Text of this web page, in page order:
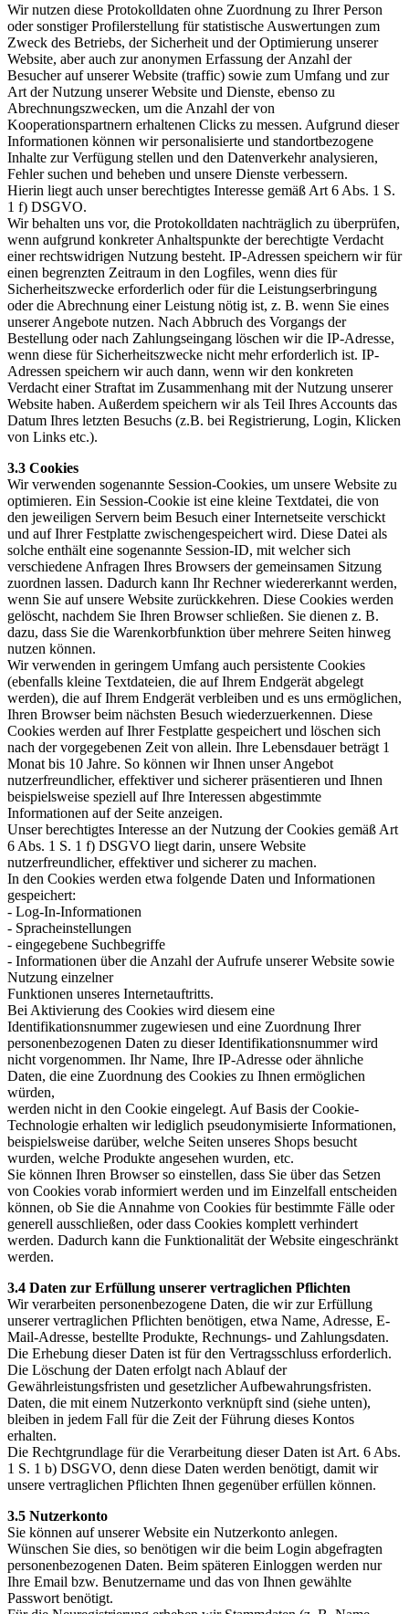
Wir nutzen diese Protokolldaten ohne Zuordnung zu Ihrer Person
oder sonstiger Profilerstellung für statistische Auswertungen zum
Zweck des Betriebs, der Sicherheit und der Optimierung unserer
Website, aber auch zur anonymen Erfassung der Anzahl der
Besucher auf unserer Website (traffic) sowie zum Umfang und zur
Art der Nutzung unserer Website und Dienste, ebenso zu
Abrechnungszwecken, um die Anzahl der von
Kooperationspartnern erhaltenen Clicks zu messen. Aufgrund dieser
Informationen können wir personalisierte und standortbezogene
Inhalte zur Verfügung stellen und den Datenverkehr analysieren,
Fehler suchen und beheben und unsere Dienste verbessern.
Hierin liegt auch unser berechtigtes Interesse gemäß Art 6 Abs. 1 S.
1 f) DSGVO.
Wir behalten uns vor, die Protokolldaten nachträglich zu überprüfen,
wenn aufgrund konkreter Anhaltspunkte der berechtigte Verdacht
einer rechtswidrigen Nutzung besteht. IP-Adressen speichern wir für
einen begrenzten Zeitraum in den Logfiles, wenn dies für
Sicherheitszwecke erforderlich oder für die Leistungserbringung
oder die Abrechnung einer Leistung nötig ist, z. B. wenn Sie eines
unserer Angebote nutzen. Nach Abbruch des Vorgangs der
Bestellung oder nach Zahlungseingang löschen wir die IP-Adresse,
wenn diese für Sicherheitszwecke nicht mehr erforderlich ist. IP-
Adressen speichern wir auch dann, wenn wir den konkreten
Verdacht einer Straftat im Zusammenhang mit der Nutzung unserer
Website haben. Außerdem speichern wir als Teil Ihres Accounts das
Datum Ihres letzten Besuchs (z.B. bei Registrierung, Login, Klicken
von Links etc.).
3.3 Cookies
Wir verwenden sogenannte Session-Cookies, um unsere Website zu
optimieren. Ein Session-Cookie ist eine kleine Textdatei, die von
den jeweiligen Servern beim Besuch einer Internetseite verschickt
und auf Ihrer Festplatte zwischengespeichert wird. Diese Datei als
solche enthält eine sogenannte Session-ID, mit welcher sich
verschiedene Anfragen Ihres Browsers der gemeinsamen Sitzung
zuordnen lassen. Dadurch kann Ihr Rechner wiedererkannt werden,
wenn Sie auf unsere Website zurückkehren. Diese Cookies werden
gelöscht, nachdem Sie Ihren Browser schließen. Sie dienen z. B.
dazu, dass Sie die Warenkorbfunktion über mehrere Seiten hinweg
nutzen können.
Wir verwenden in geringem Umfang auch persistente Cookies
(ebenfalls kleine Textdateien, die auf Ihrem Endgerät abgelegt
werden), die auf Ihrem Endgerät verbleiben und es uns ermöglichen,
Ihren Browser beim nächsten Besuch wiederzuerkennen. Diese
Cookies werden auf Ihrer Festplatte gespeichert und löschen sich
nach der vorgegebenen Zeit von allein. Ihre Lebensdauer beträgt 1
Monat bis 10 Jahre. So können wir Ihnen unser Angebot
nutzerfreundlicher, effektiver und sicherer präsentieren und Ihnen
beispielsweise speziell auf Ihre Interessen abgestimmte
Informationen auf der Seite anzeigen.
Unser berechtigtes Interesse an der Nutzung der Cookies gemäß Art
6 Abs. 1 S. 1 f) DSGVO liegt darin, unsere Website
nutzerfreundlicher, effektiver und sicherer zu machen.
In den Cookies werden etwa folgende Daten und Informationen
gespeichert:
- Log-In-Informationen
- Spracheinstellungen
- eingegebene Suchbegriffe
- Informationen über die Anzahl der Aufrufe unserer Website sowie
Nutzung einzelner
Funktionen unseres Internetauftritts.
Bei Aktivierung des Cookies wird diesem eine
Identifikationsnummer zugewiesen und eine Zuordnung Ihrer
personenbezogenen Daten zu dieser Identifikationsnummer wird
nicht vorgenommen. Ihr Name, Ihre IP-Adresse oder ähnliche
Daten, die eine Zuordnung des Cookies zu Ihnen ermöglichen
würden,
werden nicht in den Cookie eingelegt. Auf Basis der Cookie-
Technologie erhalten wir lediglich pseudonymisierte Informationen,
beispielsweise darüber, welche Seiten unseres Shops besucht
wurden, welche Produkte angesehen wurden, etc.
Sie können Ihren Browser so einstellen, dass Sie über das Setzen
von Cookies vorab informiert werden und im Einzelfall entscheiden
können, ob Sie die Annahme von Cookies für bestimmte Fälle oder
generell ausschließen, oder dass Cookies komplett verhindert
werden. Dadurch kann die Funktionalität der Website eingeschränkt
werden.
3.4 Daten zur Erfüllung unserer vertraglichen Pflichten
Wir verarbeiten personenbezogene Daten, die wir zur Erfüllung
unserer vertraglichen Pflichten benötigen, etwa Name, Adresse, E-
Mail-Adresse, bestellte Produkte, Rechnungs- und Zahlungsdaten.
Die Erhebung dieser Daten ist für den Vertragsschluss erforderlich.
Die Löschung der Daten erfolgt nach Ablauf der
Gewährleistungsfristen und gesetzlicher Aufbewahrungsfristen.
Daten, die mit einem Nutzerkonto verknüpft sind (siehe unten),
bleiben in jedem Fall für die Zeit der Führung dieses Kontos
erhalten.
Die Rechtgrundlage für die Verarbeitung dieser Daten ist Art. 6 Abs.
1 S. 1 b) DSGVO, denn diese Daten werden benötigt, damit wir
unsere vertraglichen Pflichten Ihnen gegenüber erfüllen können.
3.5 Nutzerkonto
Sie können auf unserer Website ein Nutzerkonto anlegen.
Wünschen Sie dies, so benötigen wir die beim Login abgefragten
personenbezogenen Daten. Beim späteren Einloggen werden nur
Ihre Email bzw. Benutzername und das von Ihnen gewählte
Passwort benötigt.